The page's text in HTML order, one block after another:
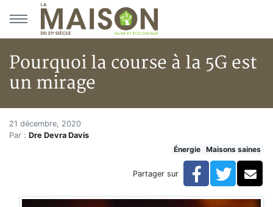
Aller au menu principal
Aller au contenu principal
Pourquoi la course à la 5G est
un mirage
Accueil
Articles
Hypersensibilités environnementales
Pourquoi la course à la 5G est un mirage
Pourquoi la course à la 5G est
21 décembre, 2020
Par : Dre Devra Davis
Énergie
Maisons saines
Partager sur Facebook